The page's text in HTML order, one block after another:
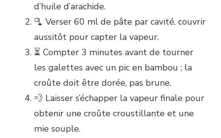
d’huile d’arachide.
🫗 Verser 60 ml de pâte par cavité, couvrir
aussitôt pour capter la vapeur.
⏳ Compter 3 minutes avant de tourner
les galettes avec un pic en bambou ; la
croûte doit être dorée, pas brune.
💨 Laisser s’échapper la vapeur finale pour
obtenir une croûte croustillante et une
mie souple.